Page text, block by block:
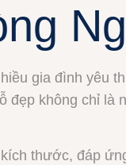
gia đình yêu
đẹp không chỉ là
thước, đáp